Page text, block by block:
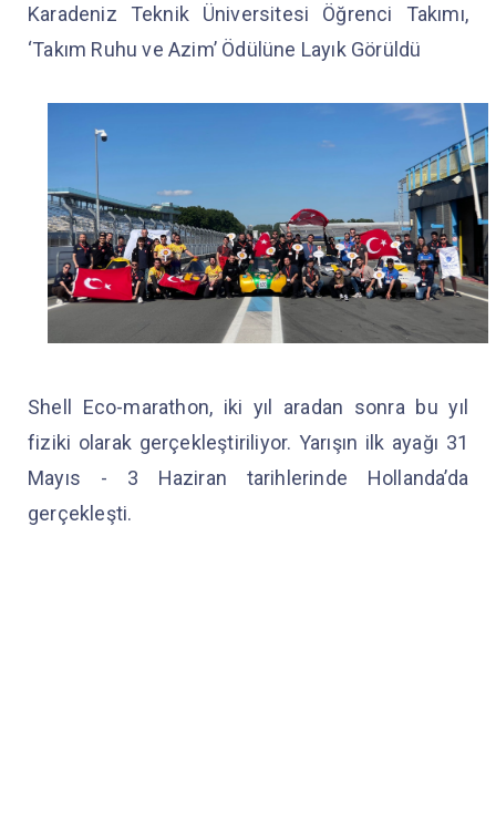
Karadeniz Teknik Üniversitesi Öğrenci Takımı,
‘Takım Ruhu ve Azim’ Ödülüne Layık Görüldü
Shell Eco-marathon, iki yıl aradan sonra bu yıl
fiziki olarak gerçekleştiriliyor. Yarışın ilk ayağı 31
Mayıs - 3 Haziran tarihlerinde Hollanda’da
gerçekleşti.